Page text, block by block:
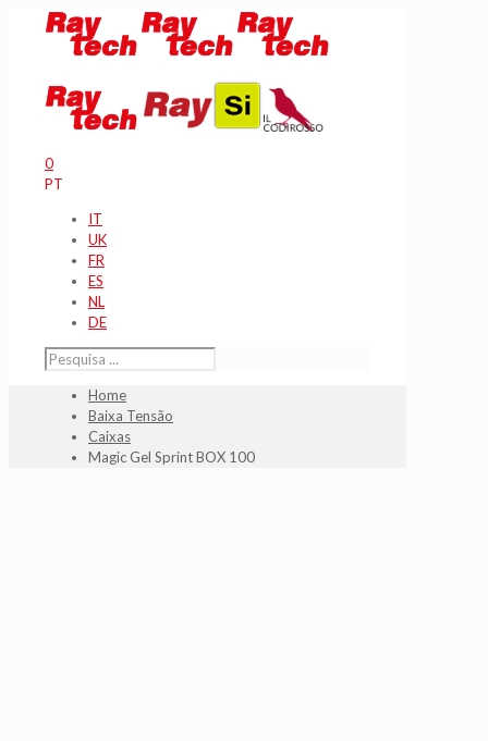
0
PT
IT
UK
FR
ES
NL
DE
Home
Baixa Tensão
Caixas
Magic Gel Sprint BOX 100